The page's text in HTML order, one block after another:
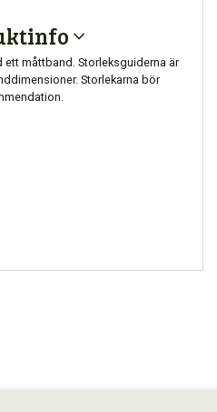
måttband. Storleksguiderna är
Storlekarna bör